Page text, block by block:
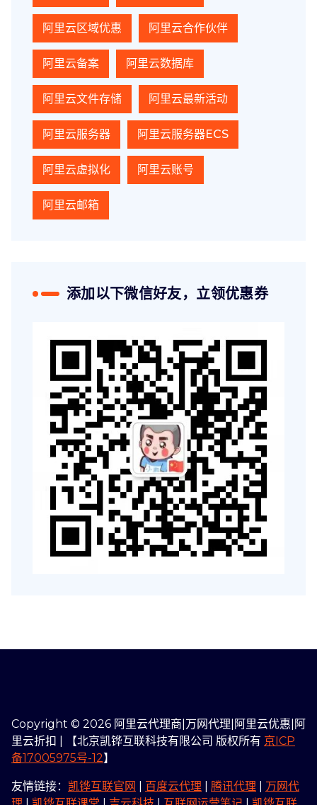
阿里云区域优惠 阿里云合作伙伴
阿里云备案 阿里云数据库
阿里云文件存储 阿里云最新活动
阿里云服务器 阿里云服务器ECS
阿里云虚拟化 阿里云账号
阿里云邮箱
添加以下微信好友，立领优惠券
Copyright © 2026 阿里云代理商|万网代理|阿里云优惠|阿
里云折扣 | 【北京凯铧互联科技有限公司 版权所有 京ICP
备17005975号-12】
友情链接： 凯铧互联官网 百度云代理 腾讯代理
万网代